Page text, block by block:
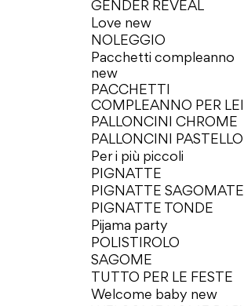
GENDER REVEAL
Love new
NOLEGGIO
Pacchetti compleanno
new
PACCHETTI
COMPLEANNO PER LEI
PALLONCINI CHROME
PALLONCINI PASTELLO
Per i più piccoli
PIGNATTE
PIGNATTE SAGOMATE
PIGNATTE TONDE
Pijama party
POLISTIROLO
SAGOME
TUTTO PER LE FESTE
Welcome baby new